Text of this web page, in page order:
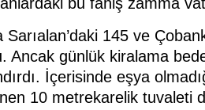
Sarıalan’daki 145 ve
Ancak günlük kiralama
İçerisinde eşya
10 metrekarelik tuvaleti